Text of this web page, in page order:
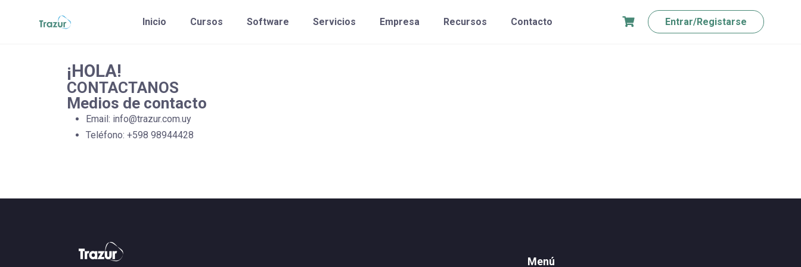
Inicio Cursos Software Servicios Empresa Recursos Contacto Entrar/Registarse
¡HOLA!
CONTACTANOS
Medios de contacto
Email: info@trazur.com.uy
Teléfono: +598 98944428
Menú